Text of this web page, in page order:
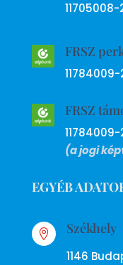
FRSZ
11784009-
FRSZ
(a jogi
EGYÉB
 Székhely
1146